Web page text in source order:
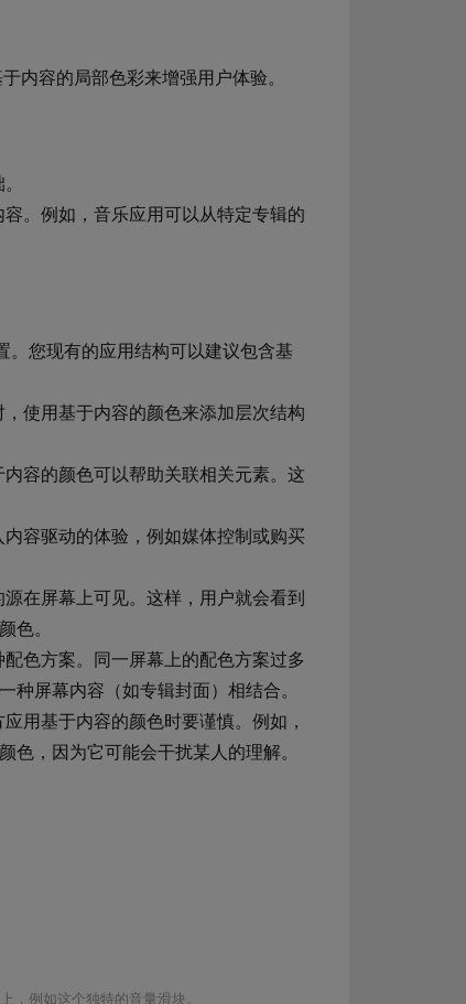
内容的局部色彩来增强用户体验。
。例如，音乐应用可以从特定专辑的
。您现有的应用结构可以建议包含基
使用基于内容的颜色来添加层次结构
容的颜色可以帮助关联相关元素。这
容驱动的体验，例如媒体控制或购买
在屏幕上可见。这样，用户就会看到
色。
色方案。同一屏幕上的配色方案过多
屏幕内容（如专辑封面）相结合。
用基于内容的颜色时要谨慎。例如，
，因为它可能会干扰某人的理解。
，例如这个独特的音量滑块。